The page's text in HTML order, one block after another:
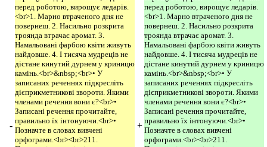
-
перед роботою, вирощує ледарів.
<br>1. Марно втраченого дня не
повернеш. 2. Насильно розкрита
троянда втрачає аромат. 3.
Намальовані фарбою квіти живуть
найдовше. 4. І тисяча мудреців не
дістане кинутий дурнем у криницю
камінь.<br>&nbsp;<br>• У
записаних реченнях підкресліть
дієприкметникові звороти. Якими
членами речення вони є?<br>•
Записані речення прочитайте,
правильно їх інтонуючи.<br>•
Позначте в словах вивчені
орфограми.<br><br>211.
+
перед роботою, вирощує ледарів.
<br>1. Марно втраченого дня не
повернеш. 2. Насильно розкрита
троянда втрачає аромат. 3.
Намальовані фарбою квіти живуть
найдовше. 4. І тисяча мудреців не
дістане кинутий дурнем у криницю
камінь.<br>&nbsp;<br>• У
записаних реченнях підкресліть
дієприкметникові звороти. Якими
членами речення вони є?<br>•
Записані речення прочитайте,
правильно їх інтонуючи.<br>•
Позначте в словах вивчені
орфограми.<br><br>211.